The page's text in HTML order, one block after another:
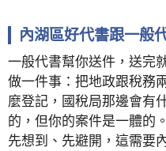
內湖區好代書跟一般
一般代書幫你送件，送完
做一件事：把地政跟稅務
麼登記，國稅局那邊會有
的，但你的案件是一體的
先想到、先避開，這需要